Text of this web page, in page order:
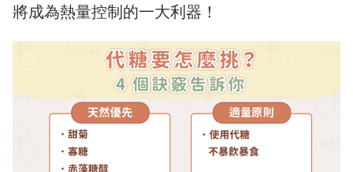
將成為熱量控制的一大利器！